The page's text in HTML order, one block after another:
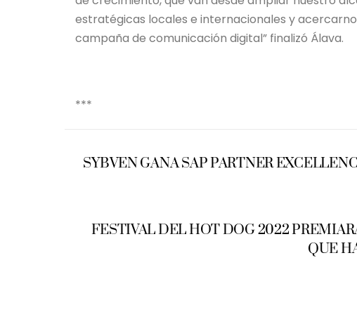
estratégicas locales e internacionales y
campaña de comunicación digital” finalizó Álava.
***
SYBVEN GANA SAP PARTNER
FESTIVAL DEL HOT DOG 2022
QUE